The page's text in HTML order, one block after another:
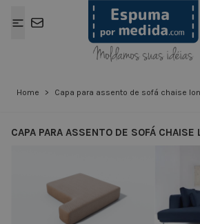
Home > Capa para assento de sofá chaise
CAPA PARA ASSENTO DE SOFÁ CHAISE